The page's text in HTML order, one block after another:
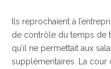
Ils reprochaient à
de contrôle du temps de
qu’il ne permettait aux
supplémentaires. La cour